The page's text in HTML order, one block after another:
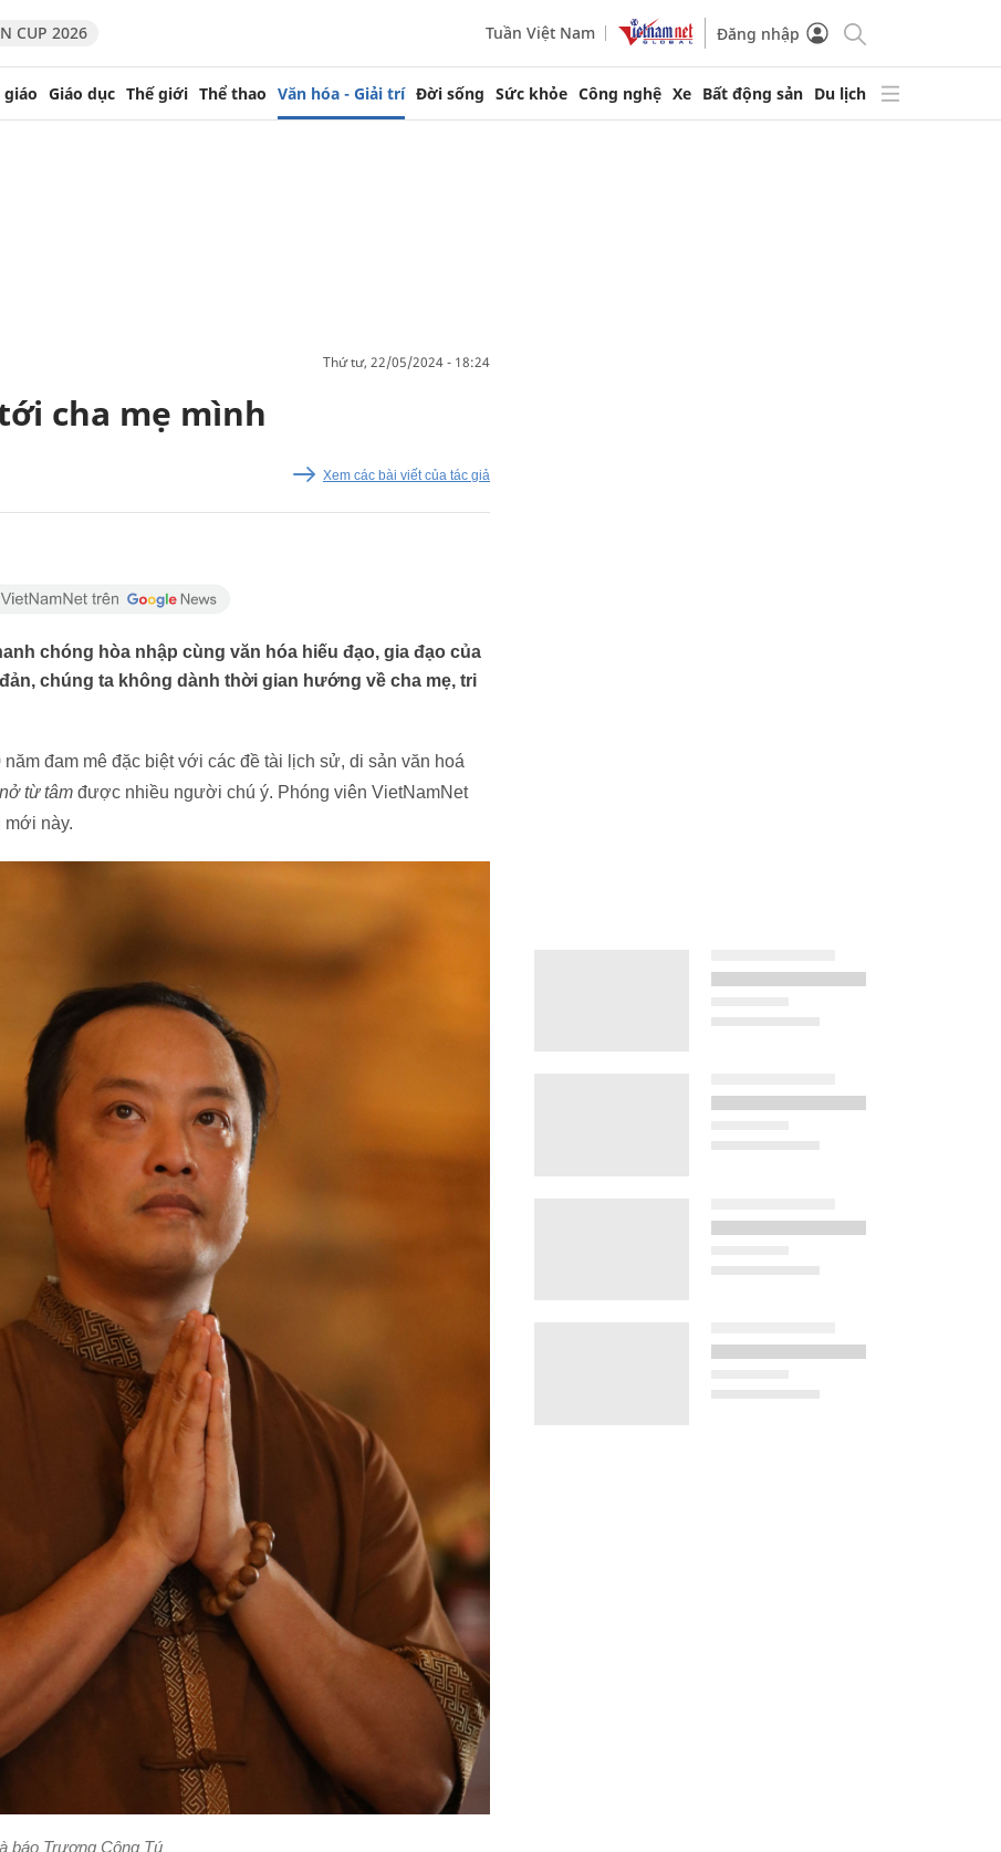
CUP 2026 Tuần Việt Nam Đăng nhập
giáo Giáo dục Thế giới Thể thao Văn hóa - Giải trí Đời sống Sức khỏe Công nghệ Xe Bất động sản Du lịch
thứ tư, 22/05/2024 - 18:24
cha mẹ mình
Xem các bài viết của tác giả
chóng hòa nhập cùng văn hóa hiếu đạo, gia đạo của
chúng ta không dành thời gian hướng về cha mẹ, tri
đam mê đặc biệt với các đề tài lịch sử, di sản văn hoá
từ tâm được nhiều người chú ý. Phóng viên VietNamNet
mới này.
báo Trương Công Tú